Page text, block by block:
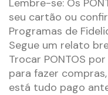
Lembre-se: Os
seu cartão ou
Programas de
Segue um relato
Trocar PONTOS
para fazer
está tudo pago